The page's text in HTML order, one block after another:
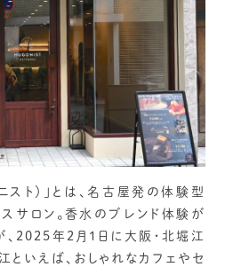
スト）」とは、名古屋発の体験型
サロン。香水のブレンド体験が
、2025年2月1日に大阪・北堀江
といえば、おしゃれなカフェやセ